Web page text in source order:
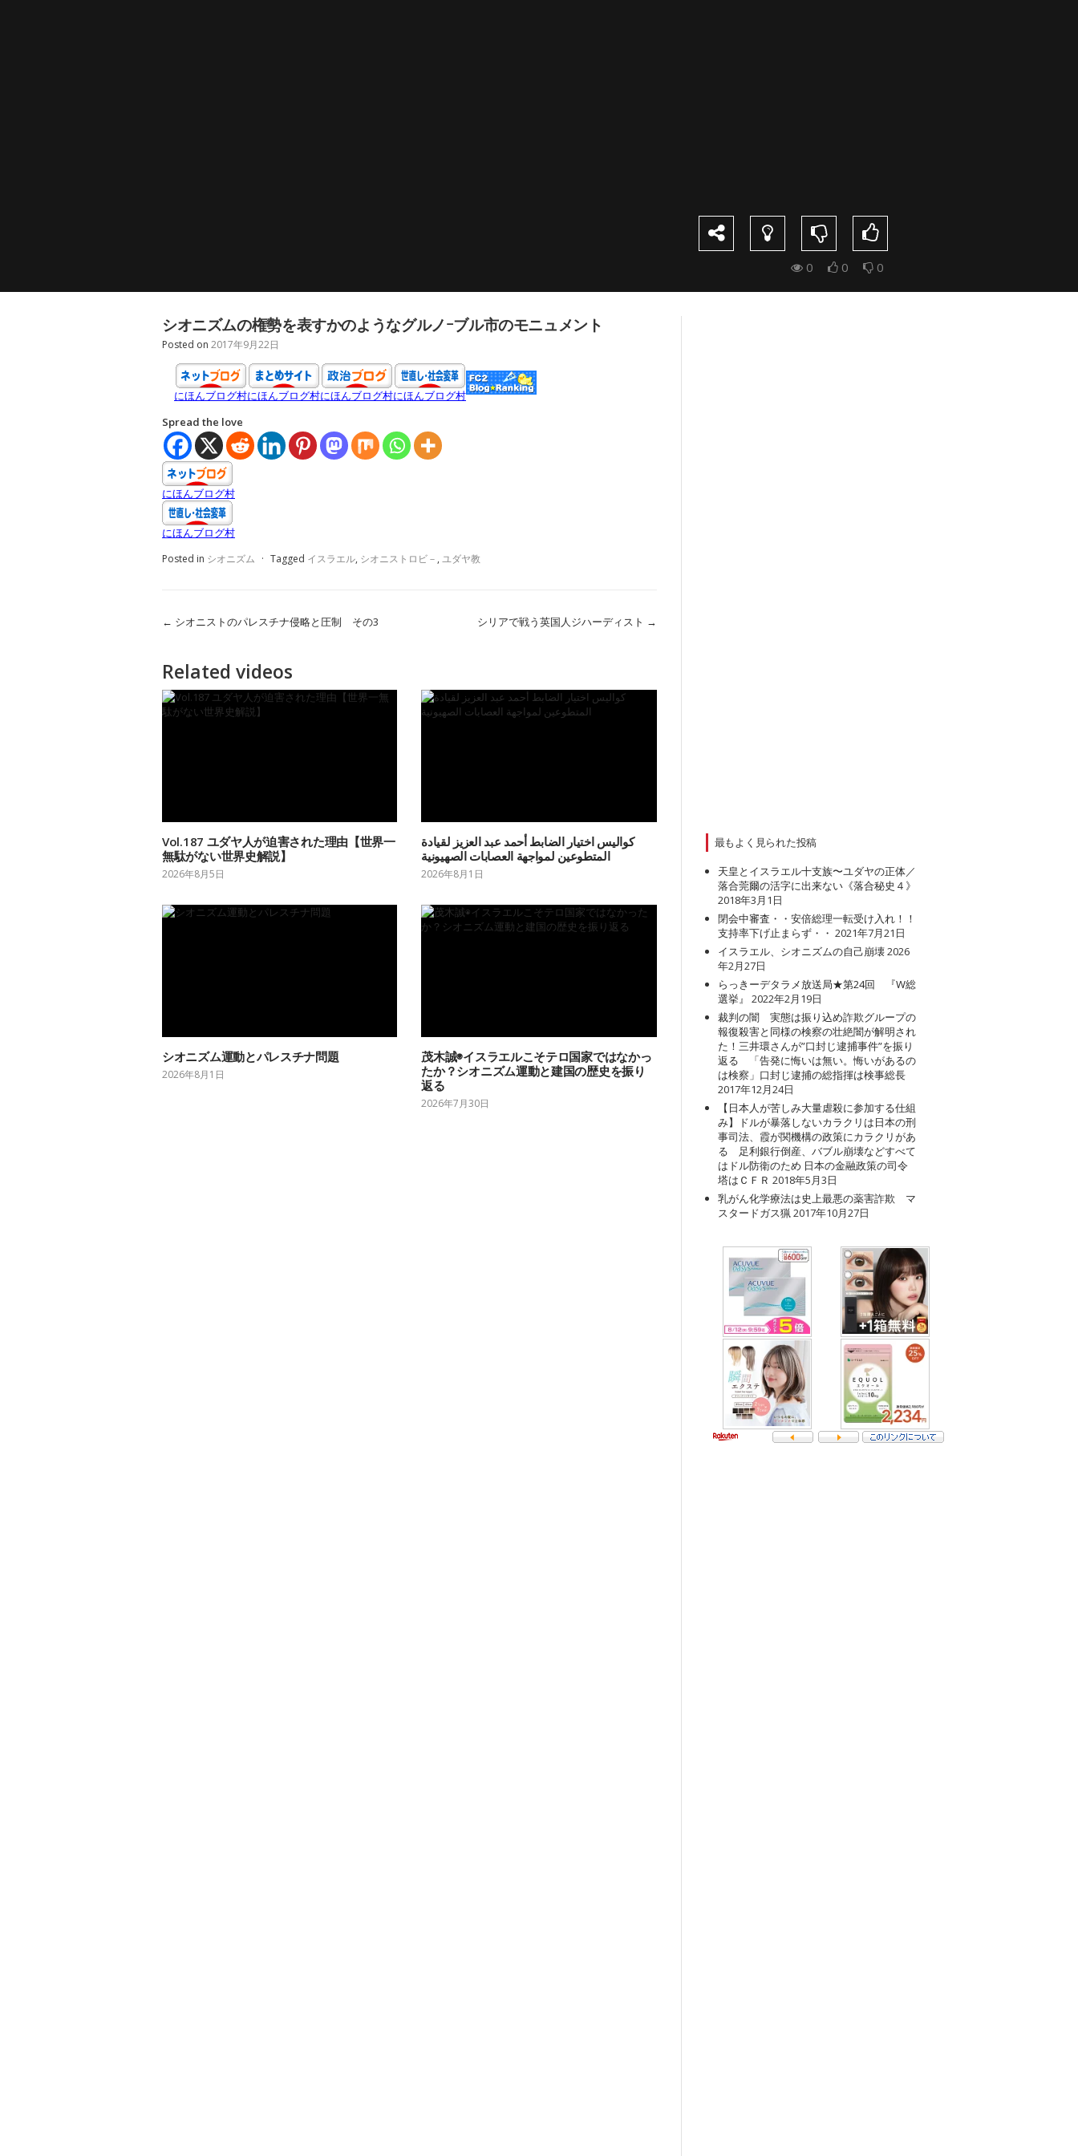
0 0 0
シオニズムの権勢を表すかのようなグルノｰブル市のモニュメント
Posted on 2017年9月22日
にほんブログ村にほんブログ村にほんブログ村にほんブログ村
Spread the love
にほんブログ村
にほんブログ村
Posted in シオニズム · Tagged イスラエル, シオニストロビ－ , ユダヤ教
← シオニストのパレスチナ侵略と圧制 その3 シリアで戦う英国人ジハーディスト →
Related videos
Vol.187 ユダヤ人が迫害された理由【世界一
無駄がない世界史解説】
2026年8月5日
كواليس اختيار الضابط أحمد عبد العزيز لقيادة
المتطوعين لمواجهة العصابات الصهيونية
2026年8月1日
シオニズム運動とパレスチナ問題
2026年8月1日
茂木誠◉イスラエルこそテロ国家ではなかっ
たか？シオニズム運動と建国の歴史を振り
返る
2026年7月30日
最もよく見られた投稿
天皇とイスラエル十支族〜ユダヤの正体／
落合莞爾の活字に出来ない《落合秘史４》
2018年3月1日
閉会中審査・・安倍総理一転受け入れ！！
支持率下げ止まらず・・ 2021年7月21日
イスラエル、シオニズムの自己崩壊2026
年2月27日
らっきーデタラメ放送局★第24回 『W総
選挙』
2022年2月19日
裁判の闇 実態は振り込め詐欺グループの
報復殺害と同様の検察の壮絶闇が解明され
た！三井環さんが”口封じ逮捕事件”を振り
返る 「告発に悔いは無い。悔いがあるの
は検察」口封じ逮捕の総指揮は検事総長
2017年12月24日
【日本人が苦しみ大量虐殺に参加する仕組
み】ドルが暴落しないカラクリは日本の刑
事司法、霞が関機構の政策にカラクリがあ
る 足利銀行倒産、バブル崩壊などすべて
はドル防衛のため 日本の金融政策の司令
塔はＣＦＲ 2018年5月3日
乳がん化学療法は史上最悪の薬害詐欺 マ
スタードガス猟2017年10月27日